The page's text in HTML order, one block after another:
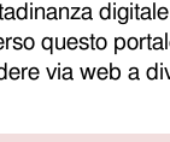
questo
via web a